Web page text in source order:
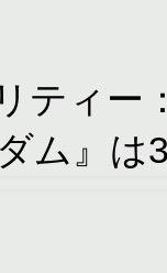
ティー
ム』